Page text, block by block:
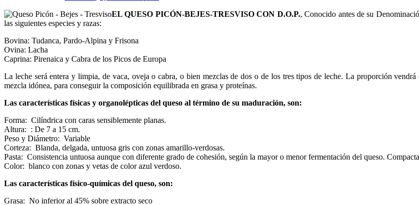
PICÓN
EL QUESO PICÓN-BEJES-TRESVISO CON D.O.P., Conocido antes de su
las siguientes especies y razas:
Bovina: Tudanca, Pardo-Alpina y Frisona
Ovina: Lacha
Caprina: Pirenaica y Cabra de los Picos de Europa
La leche será entera y limpia, de vaca, oveja o cabra, o bien mezclas de dos o de los tres tipos de leche. La proporción
mezcla idónea, para conseguir la composición equilibrada en grasa y proteínas.
Las características físicas y organolépticas del queso al término de su maduración, son:
Forma: Cilíndrica con caras sensiblemente planas.
Altura: : De 7 a 15 cm.
Peso y Diámetro: Variable
Corteza: Blanda, delgada, untuosa gris con zonas amarillo-verdosas.
Pasta: Consistencia untuosa aunque con diferente grado de cohesión, según la mayor o menor fermentación del queso.
Color: blanco con zonas y vetas de color azul verdoso.
Las características físico-químicas del queso, son:
Grasa: No inferior al 45% sobre extracto seco